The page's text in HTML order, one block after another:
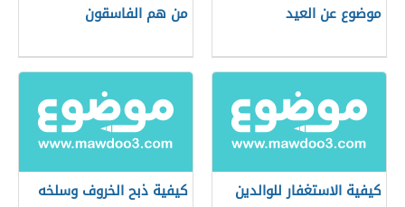
موضوع عن العيد من هم الفاسقون
كيفية الاستغفار للوالدين كيفية ذبح الخروف وسلخه